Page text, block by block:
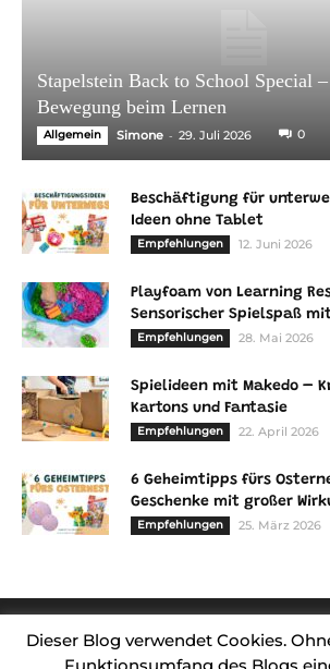
Stapelstein Back to School Special
Bewegung beim Lernen
Allgemein Simone - 29. Juli 2026 0
Beschäftigung für
Ideen ohne Tablet
Empfehlungen 12. Juni 2026
Playfoam von Learning
Sensorischer Spielspaß
Empfehlungen 28. Mai 2026
Spielideen mit Makedo –
Kartons und Fantasie
Empfehlungen 22. April 2026
6 Geheimtipps fürs
Geschenke mit großer
Empfehlungen 25. März 2026
Dieser Blog verwendet Cookies.